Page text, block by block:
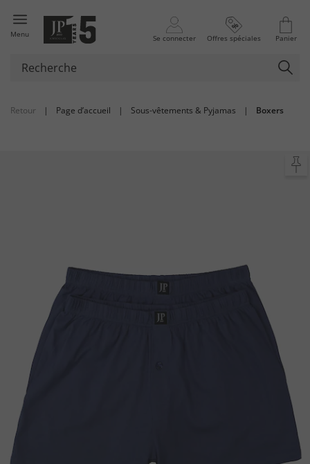
Menu Se connecter Offres spéciales Panier
Retour | Page d’accueil | Sous-vêtements & Pyjamas | Boxers